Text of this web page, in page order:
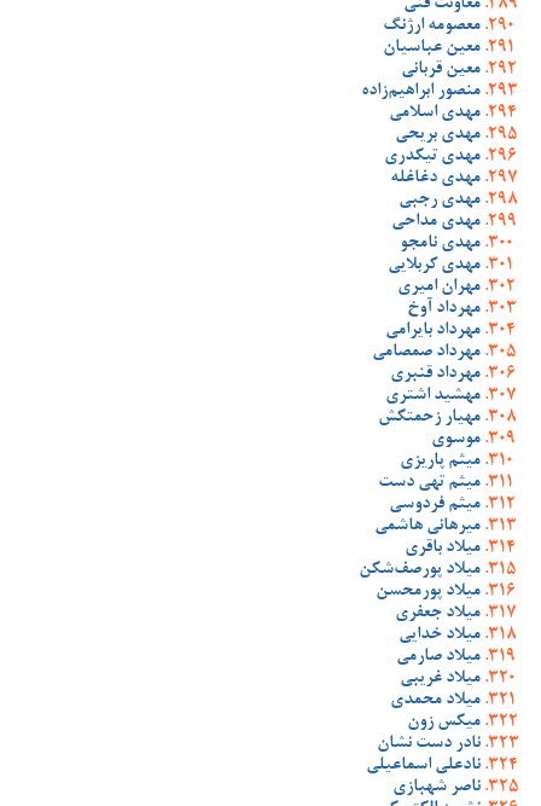
معاونت فنی
معصومه ارژنگ
معین عباسیان
معین قربانی
منصور ابراهیم‌زاده
مهدی اسلامی
مهدی بریحی
مهدی تیکدری
مهدی دغاغله
مهدی رجبی
مهدی مداحی
مهدی نامجو
مهدی کربلایی
مهران امیری
مهرداد آوخ
مهرداد بایرامی
مهرداد صمصامی
مهرداد قنبری
مهشید اشتری
مهیار زحمتکش
موسوی
میثم پاریزی
میثم تهی دست
میثم فردوسی
میرهانی هاشمی
میلاد باقری
میلاد پورصف‌شکن
میلاد پورمحسن
میلاد جعفری
میلاد خدایی
میلاد صارمی
میلاد غریبی
میلاد محمدی
میکس زون
نادر دست نشان
نادعلی اسماعیلی
ناصر شهبازی